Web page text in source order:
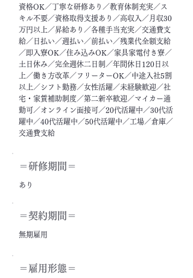
資格OK／丁寧な研修あり／教育体制充実／ス
キル不要／資格取得支援あり／高収入／月収30
万円以上／昇給あり／各種手当充実／交通費支
給／日払い／週払い／前払い／残業代全額支給
／即入寮OK／住み込みOK／家具家電付き寮／
土日休み／完全週休二日制／年間休日120日以
上／働き方改革／フリーターOK／中途入社5割
以上／シフト勤務／女性活躍／未経験歓迎／社
宅・家賃補助制度／第二新卒歓迎／マイカー通
勤可／オンライン面接可／20代活躍中／30代活
躍中／40代活躍中／50代活躍中／工場／倉庫／
交通費支給
＝​研修期間＝
あり
＝契約期間＝
無期雇用
＝雇用形態＝